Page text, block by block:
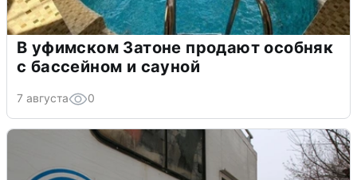
В уфимском Затоне продают особняк
с бассейном и сауной
7 августа 0